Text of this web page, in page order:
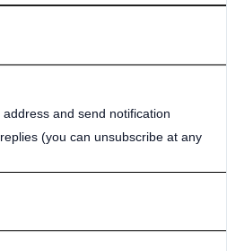
and send notification
(you can unsubscribe at any